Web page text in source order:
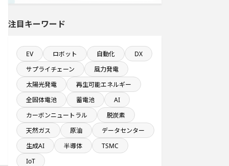
一覧
備新設計画
稼働から約5年経過プロジェクト
来月完成プロジェクト
平均臨時雇用人員数が100人以上の企
業一覧
医薬品工場のプロジェクト
注目キーワード
EV ロボット 自動化
DX
サプライチェーン
風力発電
太陽光発電
再生可能エネルギー
全固体電池
蓄電池
AI
カーボンニュートラル
脱炭素
天然ガス
原油
データセンター
生成AI
半導体
TSMC
IoT